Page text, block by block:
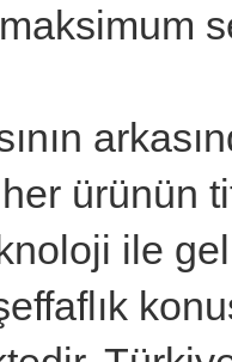
her ürünün
ile